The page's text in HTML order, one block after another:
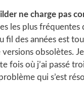
ne charge pas
les plus fréquentes
fil des années est
versions obsolètes.
fois où j’ai passé
qui s’est